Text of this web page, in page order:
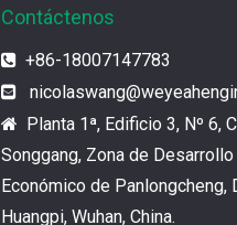
Contáctenos
 +86-18007147783
 nicolaswang
 Planta 1ª, Edificio 3, Nº 6,
Songgang, Zona de Desarrollo
Económico de Panlongcheng,
Huangpi, Wuhan, China.